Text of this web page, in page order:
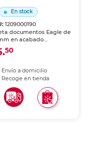
En stock
1209000190
documentos Eagle de
en acabado
caja con 12
Tamaño mediano
metálicas resistentes
palancas abatibles.
plateado
50
Envío a domicilio
Recoge en tienda